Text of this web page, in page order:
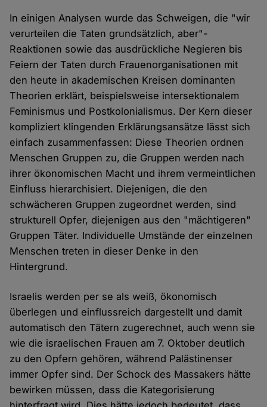
In einigen Analysen wurde das Schweigen, die "wir
verurteilen die Taten grundsätzlich, aber"-
Reaktionen sowie das ausdrückliche Negieren bis
Feiern der Taten durch Frauenorganisationen mit
den heute in akademischen Kreisen dominanten
Theorien erklärt, beispielsweise intersektionalem
Feminismus und Postkolonialismus. Der Kern dieser
kompliziert klingenden Erklärungsansätze lässt sich
einfach zusammenfassen: Diese Theorien ordnen
Menschen Gruppen zu, die Gruppen werden nach
ihrer ökonomischen Macht und ihrem vermeintlichen
Einfluss hierarchisiert. Diejenigen, die den
schwächeren Gruppen zugeordnet werden, sind
strukturell Opfer, diejenigen aus den "mächtigeren"
Gruppen Täter. Individuelle Umstände der einzelnen
Menschen treten in dieser Denke in den
Hintergrund.
Israelis werden per se als weiß, ökonomisch
überlegen und einflussreich dargestellt und damit
automatisch den Tätern zugerechnet, auch wenn sie
wie die israelischen Frauen am 7. Oktober deutlich
zu den Opfern gehören, während Palästinenser
immer Opfer sind. Der Schock des Massakers hätte
bewirken müssen, dass die Kategorisierung